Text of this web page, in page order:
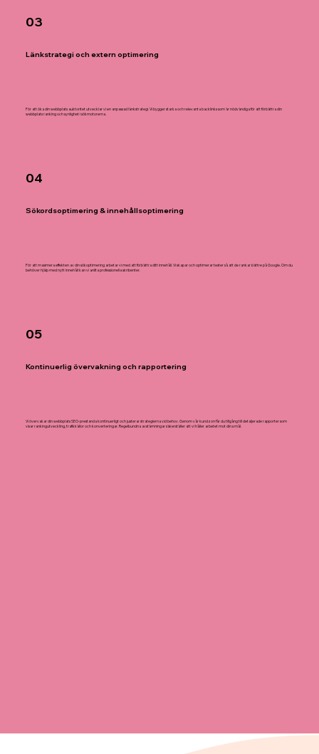
03
Länkstrategi och extern optimering
För att öka din webbplats auktoritet utvecklar vi en anpassad länkstrategi. Vi bygger starka och relevanta backlinks som är nödvändiga för att förbättra din
webbplats ranking och synlighet i sökmotorerna.
04
Sökordsoptimering & innehållsoptimering
För att maximera effekten av din sökoptimering arbetar vi med att förbättra ditt innehåll. Vi skapar och optimerar texter så att de rankar bättre på Google. Om du
behöver hjälp med nytt innehåll kan vi anlita professionella skribenter.
05
Kontinuerlig övervakning och rapportering
Vi övervakar din webbplats SEO-prestanda kontinuerligt och justerar strategierna vid behov. Genom vår kundzon får du tillgång till detaljerade rapporter som
visar rankingutveckling, trafikkällor och konverteringar. Regelbundna avstämningar säkerställer att vi håller arbetet mot dina mål.